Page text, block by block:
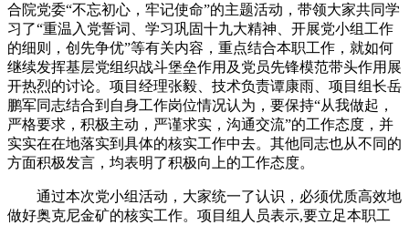
合院党委“不忘初心，牢记使命”的主题活动，带领大家共同学
习了“重温入党誓词、学习巩固十九大精神、开展党小组工作
的细则，创先争优”等有关内容，重点结合本职工作，就如何
继续发挥基层党组织战斗堡垒作用及党员先锋模范带头作用展
开热烈的讨论。项目经理张毅、技术负责谭康雨、项目组长岳
鹏军同志结合到自身工作岗位情况认为，要保持“从我做起，
严格要求，积极主动，严谨求实，沟通交流”的工作态度，并
实实在在地落实到具体的核实工作中去。其他同志也从不同的
方面积极发言，均表明了积极向上的工作态度。
通过本次党小组活动，大家统一了认识，必须优质高效地
做好奥克尼金矿的核实工作。项目组人员表示,要立足本职工